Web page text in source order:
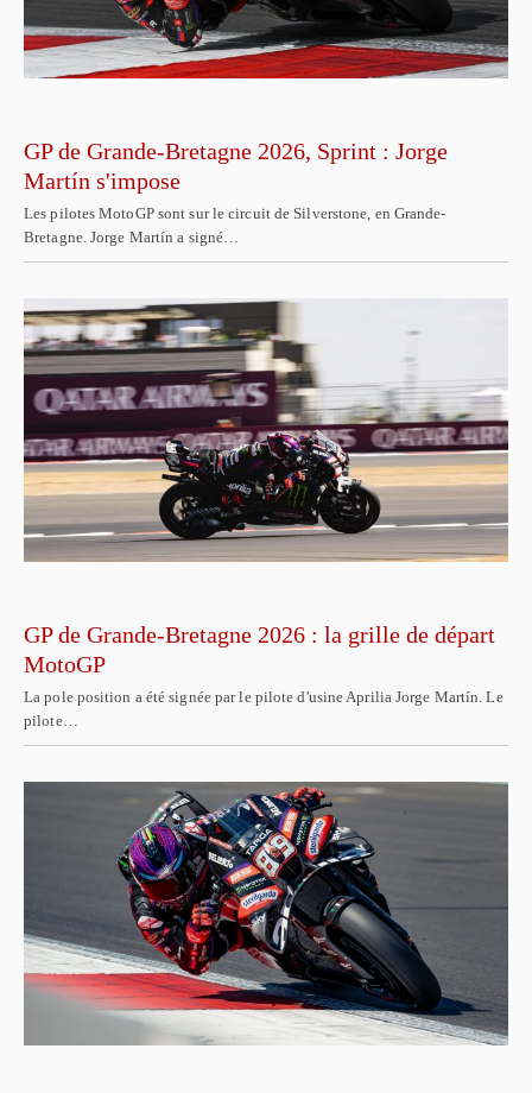
GP de Grande-Bretagne 2026, Sprint : Jorge
Martín s'impose
Les pilotes MotoGP sont sur le circuit de Silverstone, en Grande-
Bretagne. Jorge Martín a signé…
GP de Grande-Bretagne 2026 : la grille de départ
MotoGP
La pole position a été signée par le pilote d'usine Aprilia Jorge Martín. Le
pilote…